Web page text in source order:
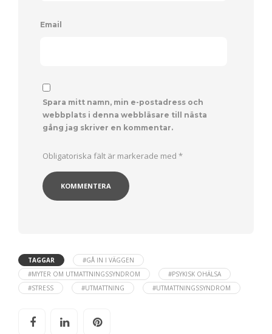
Email
Spara mitt namn, min e-postadress och
webbplats i denna webbläsare till nästa
gång jag skriver en kommentar.
Obligatoriska fält är markerade med *
TAGGAR
#GÅ IN I VÄGGEN
#MYTER OM UTMATTNINGSSYNDROM
#PSYKISK OHÄLSA
#STRESS
#UTMATTNING #UTMATTNINGSSYNDROM